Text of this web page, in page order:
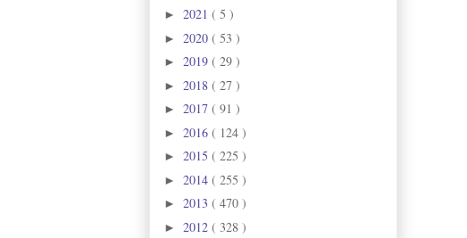
► 2021 ( 5 )
► 2020 ( 53 )
► 2019 ( 29 )
► 2018 ( 27 )
► 2017 ( 91 )
► 2016 ( 124 )
► 2015 ( 225 )
► 2014 ( 255 )
► 2013 ( 470 )
► 2012 ( 328 )